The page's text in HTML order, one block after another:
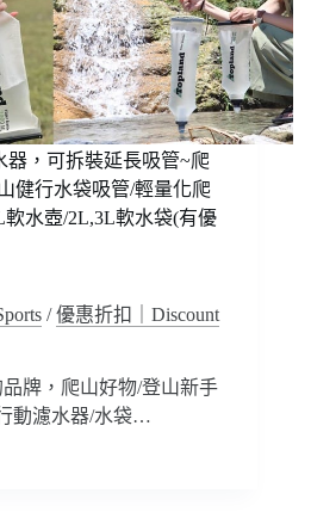
器，可拆裝延長吸管~爬
健行水袋吸管/輕量化爬
水壺/2L,3L軟水袋(有優
/優惠折扣｜Discount
牌，爬山好物/登山新手
動濾水器/水袋…